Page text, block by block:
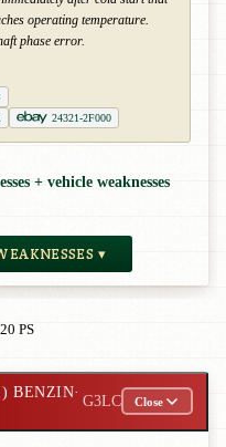
operating temperature.
phase error.
24321-2F000
+ vehicle weaknesses
▾
PS
BENZIN·
G3LC Close